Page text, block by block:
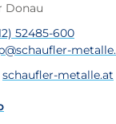
Donau
52485-600
schaufler-metalle.at